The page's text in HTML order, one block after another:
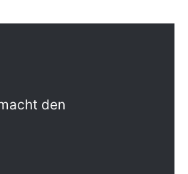
den